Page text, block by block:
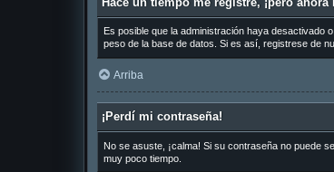
Es posible que la administración haya desactivado
peso de la base de datos. Si es así, registrese de
Arriba
¡Perdí mi contraseña!
No se asuste, ¡calma! Si su contraseña no puede
muy poco tiempo.